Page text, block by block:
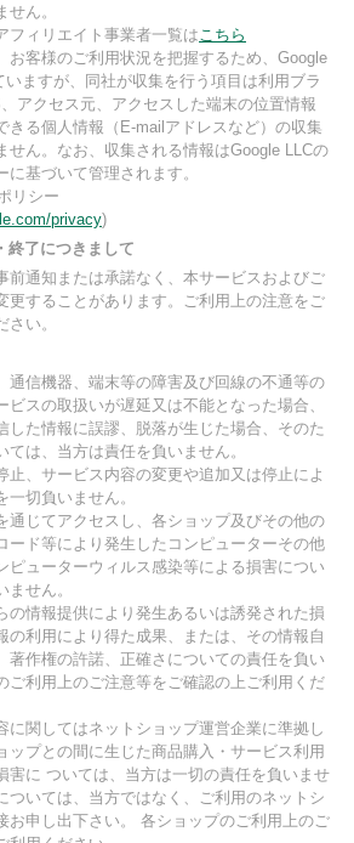
ん。
フィリエイト事業者一覧はこちら
お客様のご利用状況を把握するため、Google
いますが、同社が収集を行う項目は利用ブラ
アクセス元、アクセスした端末の位置情報
きる個人情報（E-mailアドレスなど）の収集
せん。なお、収集される情報はGoogle LLCの
基づいて管理されます。
リシー
privacy)
終了につきまして
前通知または承諾なく、本サービスおよびご
更することがあります。ご利用上の注意をご
い。
通信機器、端末等の障害及び回線の不通等の
ビスの取扱いが遅延又は不能となった場合、
した情報に誤謬、脱落が生じた場合、そのた
は、当方は責任を負いません。
止、サービス内容の変更や追加又は停止によ
一切負いません。
通じてアクセスし、各ショップ及びその他の
ード等により発生したコンピューターその他
ピューターウィルス感染等による損害につい
せん。
の情報提供により発生あるいは誘発された損
の利用により得た成果、または、その情報自
著作権の許諾、正確さについての責任を負い
ご利用上のご注意等をご確認の上ご利用くだ
に関してはネットショップ運営企業に準拠し
ップとの間に生じた商品購入・サービス利用
害に ついては、当方は一切の責任を負いませ
ついては、当方ではなく、ご利用のネットシ
お申し出下さい。 各ショップのご利用上のご